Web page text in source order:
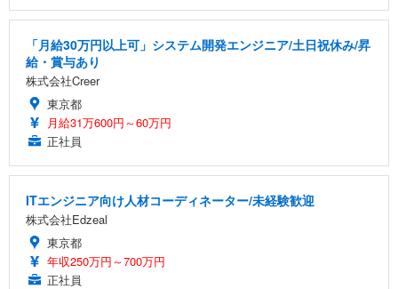
「月給30万円以上可」システム開発エンジニア/土日祝休み/昇
給・賞与あり
株式会社Creer
東京都
月給31万600円～60万円
正社員
ITエンジニア向け人材コーディネーター/未経験歓迎
株式会社Edzeal
東京都
年収250万円～700万円
正社員